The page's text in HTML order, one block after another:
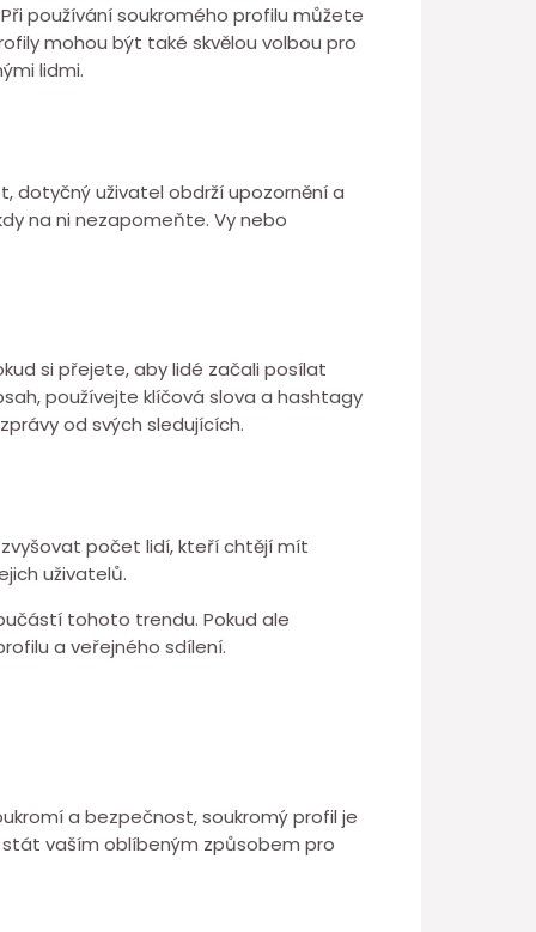
používání soukromého profilu můžete
mohou být také skvělou volbou pro
lidmi.
dotyčný uživatel obdrží upozornění a
na ni nezapomeňte. Vy nebo
si přejete, aby lidé začali posílat
používejte klíčová slova a hashtagy
od svých sledujících.
počet lidí, kteří chtějí mít
uživatelů.
tohoto trendu. Pokud ale
a veřejného sdílení.
a bezpečnost, soukromý profil je
vaším oblíbeným způsobem pro